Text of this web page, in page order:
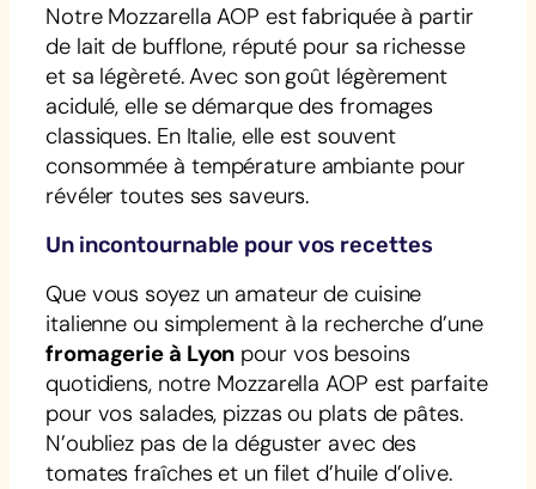
Notre Mozzarella AOP est fabriquée à partir
de lait de bufflone, réputé pour sa richesse
et sa légèreté. Avec son goût légèrement
acidulé, elle se démarque des fromages
classiques. En Italie, elle est souvent
consommée à température ambiante pour
révéler toutes ses saveurs.
Un incontournable pour vos recettes
Que vous soyez un amateur de cuisine
italienne ou simplement à la recherche d’une
fromagerie à Lyon pour vos besoins
quotidiens, notre Mozzarella AOP est parfaite
pour vos salades, pizzas ou plats de pâtes.
N’oubliez pas de la déguster avec des
tomates fraîches et un filet d’huile d’olive.